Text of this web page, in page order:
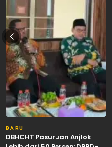
BARU
DBHCHT Pasuruan Anjlok